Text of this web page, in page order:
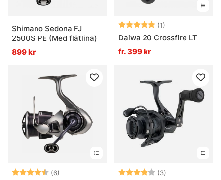
Shimano Sedona FJ
2500S PE (Med flätlina)
899 kr
Betyg: (1)
Daiwa 20 Crossfire LT
fr. 399 kr
Betyg: (6)
4.2 utav 5 stjärnorBetyg: (3)